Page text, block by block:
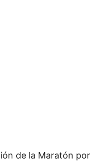
de la Maratón por